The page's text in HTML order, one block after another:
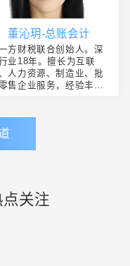
董沁玥-总账会计
方财税联合创始人。深
业18年。擅长为互联
人力资源、制造业、批
售企业服务，经验丰
关注